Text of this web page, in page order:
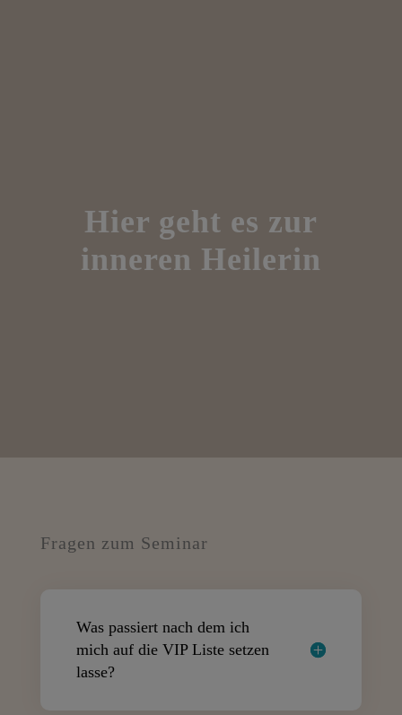
Hier geht es zur
inneren Heilerin
Fragen zum Seminar
Was passiert nach dem ich
mich auf die VIP Liste setzen
lasse?